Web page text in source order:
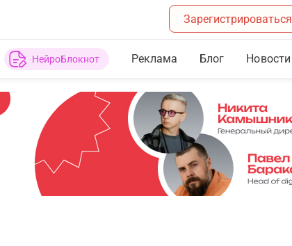
Зарегистрироваться
НейроБлокнот Реклама Блог Новости